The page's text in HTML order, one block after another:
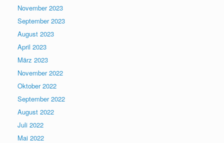
November 2023
September 2023
August 2023
April 2023
März 2023
November 2022
Oktober 2022
September 2022
August 2022
Juli 2022
Mai 2022